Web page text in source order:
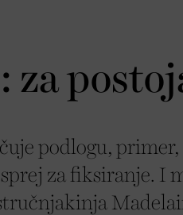
podlogu,
za fiksiranje. I